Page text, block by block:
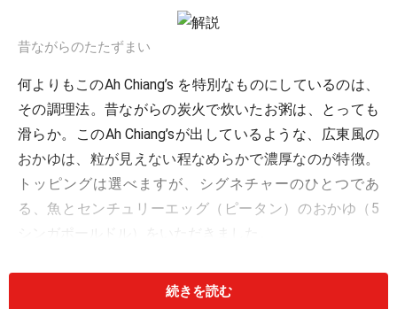
昔ながらのたたずまい
何よりもこのAh Chiang’s を特別なものにしているのは、
その調理法。昔ながらの炭火で炊いたお粥は、とっても
滑らか。このAh Chiang’sが出しているような、広東風の
おかゆは、粒が見えない程なめらかで濃厚なのが特徴。
トッピングは選べますが、シグネチャーのひとつであ
る、魚とセンチュリーエッグ（ピータン）のおかゆ（5
シンガポールドル）をいただきました。
続きを読む